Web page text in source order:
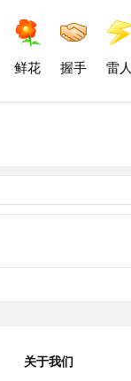
鲜花 握手 雷
关于我们